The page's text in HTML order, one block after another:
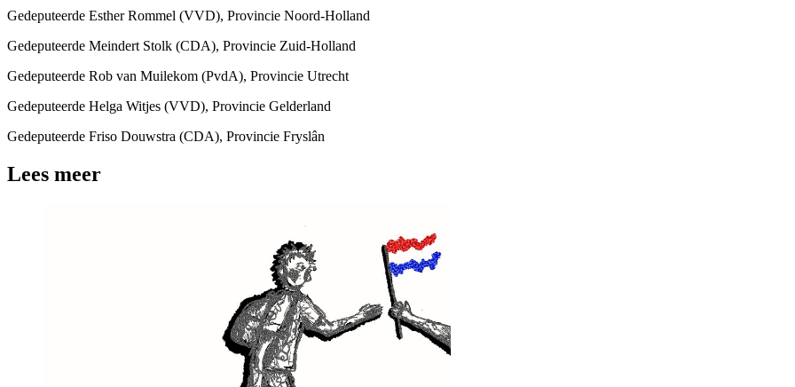
Gedeputeerde Esther Rommel (VVD), Provincie Noord-Holland
Gedeputeerde Meindert Stolk (CDA), Provincie Zuid-Holland
Gedeputeerde Rob van Muilekom (PvdA), Provincie Utrecht
Gedeputeerde Helga Witjes (VVD), Provincie Gelderland
Gedeputeerde Friso Douwstra (CDA), Provincie Fryslân
Lees meer